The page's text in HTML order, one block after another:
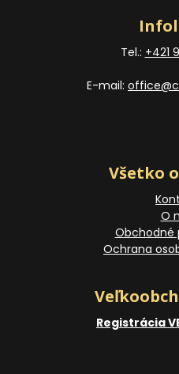
Tel.: +421
E-mail:
Všetko
O
Obchodné
Ochrana
Registrácia